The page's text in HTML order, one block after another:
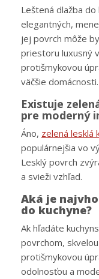
Leštená dlažba
elegantných,
jej povrch môže
priestoru luxusný
protišmykovou
väčšie domácnosti.
Existuje
pre moderný
Áno, zelená lesklá
populárnejšia vo
Lesklý povrch
a svieži vzhľad.
Aká je
do kuchyne?
Ak hľadáte
povrchom,
protišmykovou
odolnosťou a